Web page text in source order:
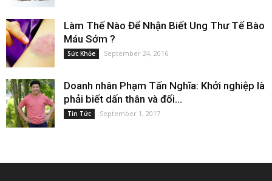
Làm Thế Nào Để Nhận Biết Ung Thư Tế Bào
Máu Sớm ?
Sức Khỏe September 24, 2016
Doanh nhân Phạm Tấn Nghĩa: Khởi nghiệp là
phải biết dấn thân và đối...
Tin Tức September 1, 2017